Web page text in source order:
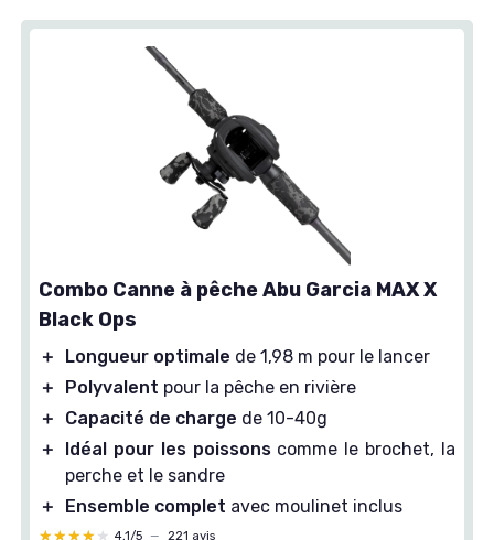
Combo Canne à pêche Abu Garcia MAX X
Black Ops
＋ Longueur optimale de 1,98 m pour le lancer
＋
Polyvalent pour la pêche en rivière
＋
Capacité de charge de 10-40g
＋
Idéal pour les poissonscomme le brochet, la
perche et le sandre
＋
Ensemble complet avec moulinet inclus
4,1/5 — 221 avis